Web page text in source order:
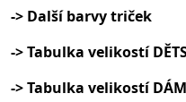
-> Další barvy triček
-> Tabulka velikostí
-> Tabulka velikostí